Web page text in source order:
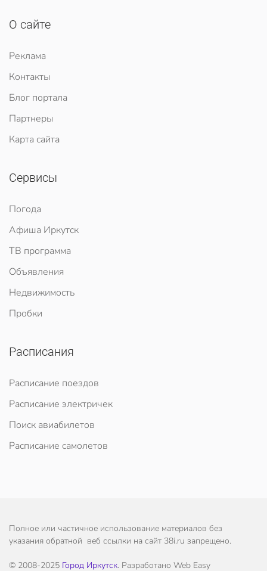
О сайте
Реклама
Контакты
Блог портала
Партнеры
Карта сайта
Сервисы
Погода
Афиша Иркутск
ТВ программа
Объявления
Недвижимость
Пробки
Расписания
Расписание поездов
Расписание электричек
Поиск авиабилетов
Расписание самолетов
Полное или частичное использование материалов без
указания обратной веб ссылки на сайт 38i.ru запрещено.
© 2008-2025 Город Иркутск. Разработано Web Easy